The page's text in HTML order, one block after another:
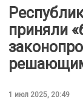
приняли
1 июл 2025, 20:49